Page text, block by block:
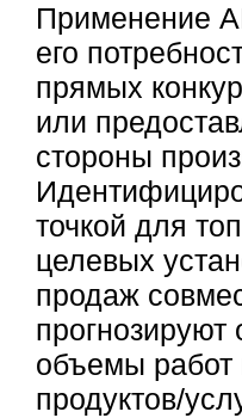
Применение
его
прямых
или
стороны
точкой для
целевых
продаж
объемы работ
продуктов/